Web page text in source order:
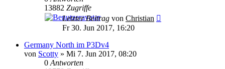
13882 Zugriffe
Letzter Beitrag von Christian
Fr 30. Jun 2017, 16:20
Germany North im P3Dv4
von Scotty » Mi 7. Jun 2017, 08:20
0 Antworten